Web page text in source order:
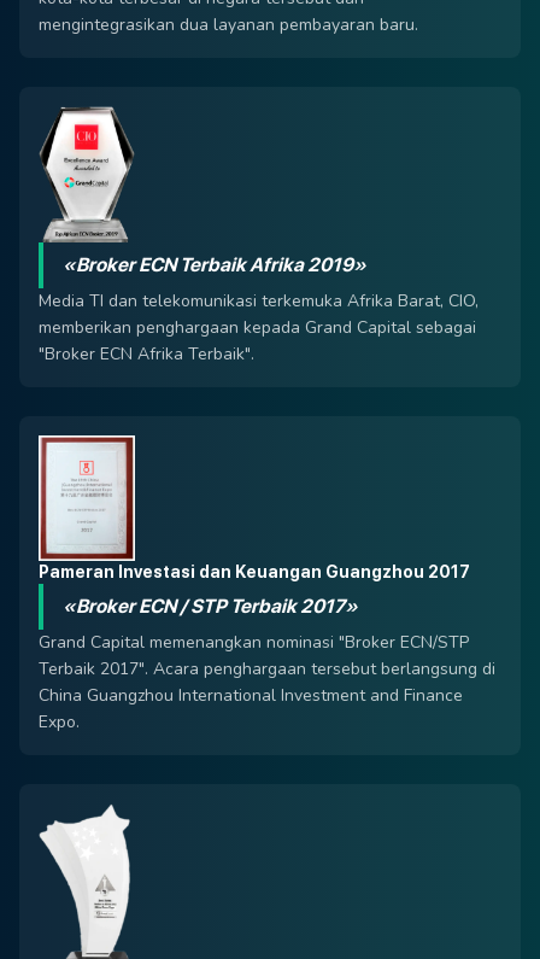
mengintegrasikan dua layanan pembayaran baru.
«Broker ECN Terbaik Afrika 2019»
Media TI dan telekomunikasi terkemuka Afrika Barat, CIO,
memberikan penghargaan kepada Grand Capital sebagai
"Broker ECN Afrika Terbaik".
Pameran Investasi dan Keuangan Guangzhou 2017
«Broker ECN / STP Terbaik 2017»
Grand Capital memenangkan nominasi "Broker ECN/STP
Terbaik 2017". Acara penghargaan tersebut berlangsung di
China Guangzhou International Investment and Finance
Expo.